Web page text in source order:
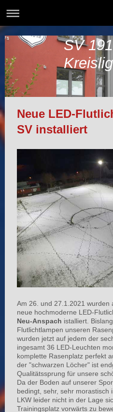
SV
Neue LED-
SV installiert
Am 26. und 27.1.2021 wurden
neue hochmoderne LED-
Neu-Anspach istalliert.
Flutlichtlampen unseren
wurden jetzt auf jedem der
ingesamt 36 LED-Leuchten
komplette Rasenplatz perfekt
der "schwarzen Löcher" ist
Qualitätssprung für unsere
Da der Boden auf unserer
bedingt, sehr, sehr morastisch
LKW leider nicht in der Lage
Trainingsplatz vorwärts zu